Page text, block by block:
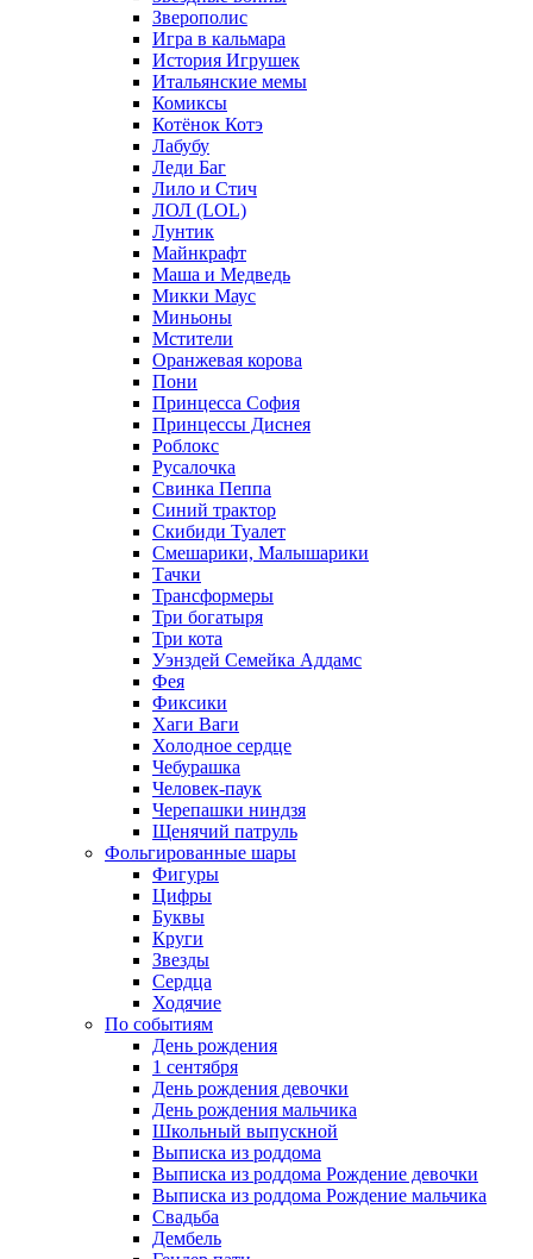
Зверополис
Игра в кальмара
История Игрушек
Итальянские мемы
Комиксы
Котёнок Котэ
Лабубу
Леди Баг
Лило и Стич
ЛОЛ (LOL)
Лунтик
Майнкрафт
Маша и Медведь
Микки Маус
Миньоны
Мстители
Оранжевая корова
Пони
Принцесса София
Принцессы Диснея
Роблокс
Русалочка
Свинка Пеппа
Синий трактор
Скибиди Туалет
Смешарики, Малышарики
Тачки
Трансформеры
Три богатыря
Три кота
Уэнздей Семейка Аддамс
Фея
Фиксики
Хаги Ваги
Холодное сердце
Чебурашка
Человек-паук
Черепашки ниндзя
Щенячий патруль
Фольгированные шары
Фигуры
Цифры
Буквы
Круги
Звезды
Сердца
Ходячие
По событиям
День рождения
1 сентября
День рождения девочки
День рождения мальчика
Школьный выпускной
Выписка из роддома
Выписка из роддома Рождение девочки
Выписка из роддома Рождение мальчика
Свадьба
Дембель